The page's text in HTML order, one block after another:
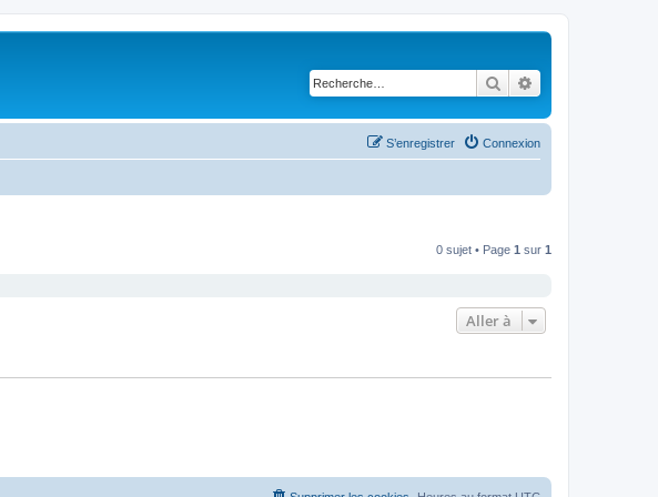
Rechercher
Connexion
S’enregistrer
0 sujet • Page 1 sur 1
Aller à